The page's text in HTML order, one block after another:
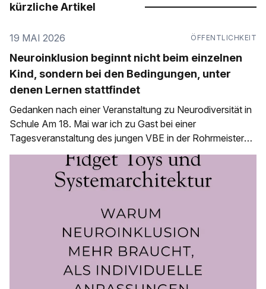
kürzliche Artikel
19 MAI 2026 ÖFFENTLICHKEIT
Neuroinklusion beginnt nicht beim einzelnen
Kind, sondern bei den Bedingungen, unter
denen Lernen stattfindet
Gedanken nach einer Veranstaltung zu Neurodiversität in
Schule Am 18. Mai war ich zu Gast bei einer
Tagesveranstaltung des jungen VBE in der Rohrmeisterei
in Schwerte. Eingeladen waren Saskia Niechzial von
liniert.kariert, Lehrkraft, Autorin & Bildungsaktivistin
sowie Melanie Kleefeld, Autorin & Neurodivergenz-
Coachin. Inhaltlich ging es um Neurodiversität,
neuroinklusive Lernumgebungen